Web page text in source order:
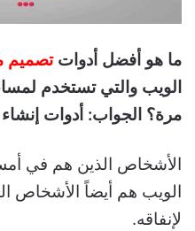
ما هو أفضل أدواتتصميم
الويب والتي تستخدم
مرة؟ الجواب: أدوات إنشاء
الأشخاص الذين هم في
الويب هم أيضاً الأشخاص
لإنفاقه.